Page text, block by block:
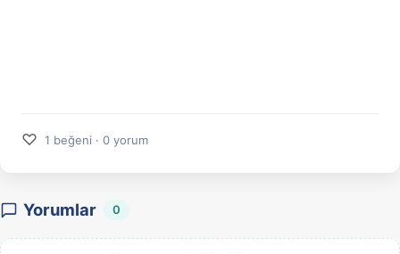
♡ 1 beğeni · 0 yorum
Yorumlar 0